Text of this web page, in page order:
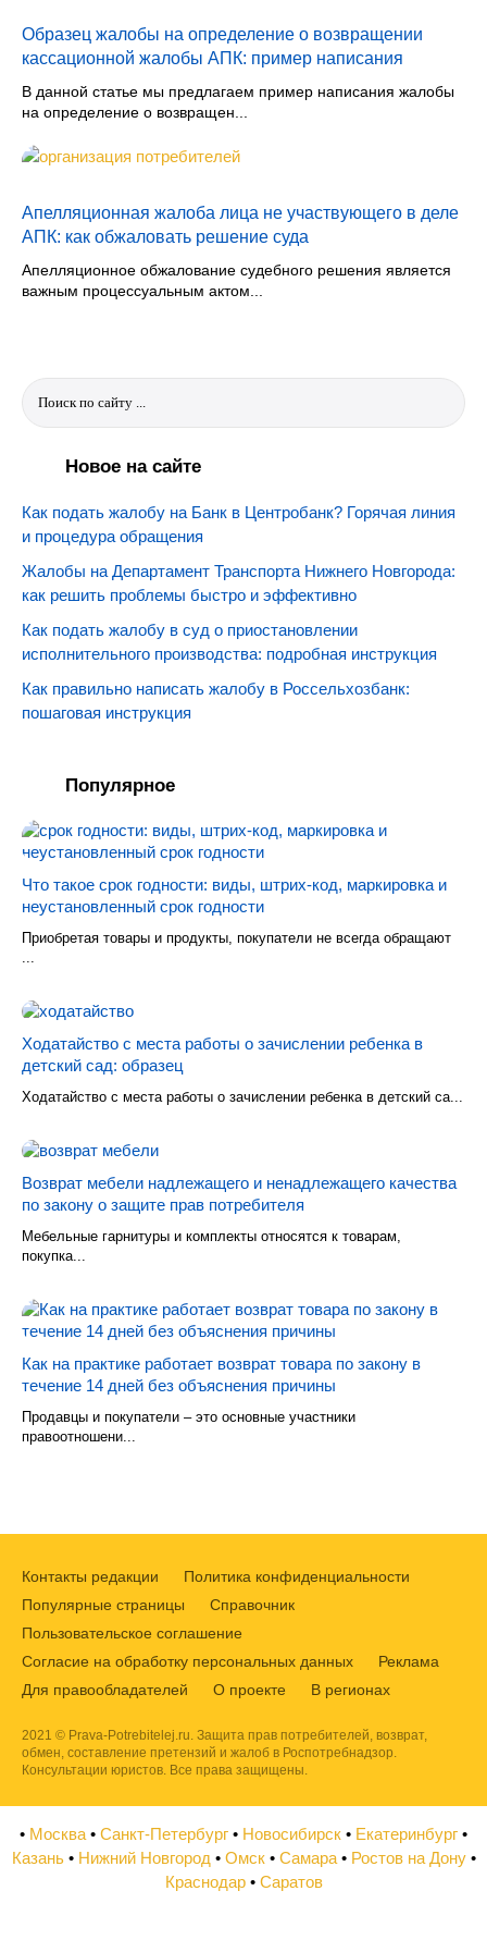
Образец жалобы на определение о возвращении
кассационной жалобы АПК: пример написания
В данной статье мы предлагаем пример написания жалобы
на определение о возвращен...
Апелляционная жалоба лица не участвующего в деле
АПК: как обжаловать решение суда
Апелляционное обжалование судебного решения является
важным процессуальным актом...
Новое на сайте
Как подать жалобу на Банк в Центробанк? Горячая линия
и процедура обращения
Жалобы на Департамент Транспорта Нижнего Новгорода:
как решить проблемы быстро и эффективно
Как подать жалобу в суд о приостановлении
исполнительного производства: подробная инструкция
Как правильно написать жалобу в Россельхозбанк:
пошаговая инструкция
Популярное
Что такое срок годности: виды, штрих-код, маркировка и
неустановленный срок годности
Приобретая товары и продукты, покупатели не всегда обращают
Ходатайство с места работы о зачислении ребенка в
детский сад: образец
Ходатайство с места работы о зачислении ребенка в детский са...
Возврат мебели надлежащего и ненадлежащего качества
по закону о защите прав потребителя
Мебельные гарнитуры и комплекты относятся к товарам,
покупка...
Как на практике работает возврат товара по закону в
течение 14 дней без объяснения причины
Продавцы и покупатели – это основные участники
правоотношени...
Контакты редакции
Политика конфиденциальности
Популярные страницы
Справочник
Пользовательское соглашение
Согласие на обработку персональных данных
Реклама
Для правообладателей
О проекте В регионах
2021 © Prava-Potrebitelej.ru. Защита прав потребителей, возврат,
обмен, составление претензий и жалоб в Роспотребнадзор.
Консультации юристов. Все права защищены.
• Москва • Санкт-Петербург • Новосибирск • Екатеринбург •
Казань• Нижний Новгород • Омск• Самара• Ростов на Дону•
Краснодар• Саратов